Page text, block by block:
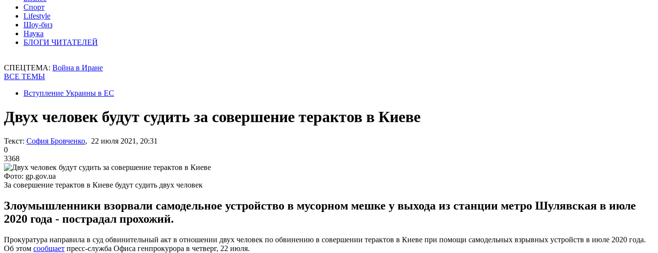
Спорт
Lifestyle
Шоу-биз
Наука
БЛОГИ ЧИТАТЕЛЕЙ
СПЕЦТЕМА: Война в Иране
ВСЕ ТЕМЫ
Вступление Украины в ЕС
Двух человек будут судить за совершение терактов в Киеве
Текст: София Бровченко, 22 июля 2021, 20:31
0
3368
Фото: gp.gov.ua
За совершение терактов в Киеве будут судить двух человек
Злоумышленники взорвали самодельное устройство в мусорном мешке у выхода из станции метро Шулявская в июле
2020 года - пострадал прохожий.
Прокуратура направила в суд обвинительный акт в отношении двух человек по обвинению в совершении терактов в Киеве при помощи самодельных взрывных устройств в июле 2020 года.
Об этом сообщает пресс-служба Офиса генпрокурора в четверг, 22 июля.